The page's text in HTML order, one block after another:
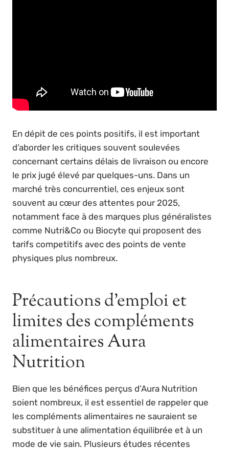
En dépit de ces points positifs, il est important
d’aborder les critiques souvent soulevées
concernant certains délais de livraison ou encore
le prix jugé élevé par quelques-uns. Dans un
marché très concurrentiel, ces enjeux sont
souvent au cœur des attentes pour 2025,
notamment face à des marques plus généralistes
comme Nutri&Co ou Biocyte qui proposent des
tarifs competitifs avec des points de vente
physiques plus nombreux.
Précautions d’emploi et
limites des compléments
alimentaires Aura
Nutrition
Bien que les bénéfices perçus d’Aura Nutrition
soient nombreux, il est essentiel de rappeler que
les compléments alimentaires ne sauraient se
substituer à une alimentation équilibrée et à un
mode de vie sain. Plusieurs études récentes